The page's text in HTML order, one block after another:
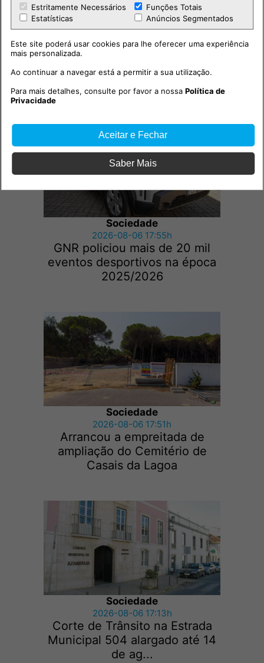
Outras notícias
Sociedade
2026-08-06 17:55h
GNR policiou mais de 20 mil
eventos desportivos na época
2025/2026
Sociedade
2026-08-06 17:51h
Arrancou a empreitada de
ampliação do Cemitério de
Casais da Lagoa
Sociedade
2026-08-06 17:13h
Corte de Trânsito na Estrada
Municipal 504 alargado até 14
de ag...
Estritamente Necessários
Funções Totais
Estatísticas
Anúncios Segmentados
Este site poderá usar cookies para lhe oferecer uma experiência
mais personalizada.
Ao continuar a navegar está a permitir a sua utilização.
Para mais detalhes, consulte por favor a nossaPolítica de
Privacidade
Aceitar e Fechar
Saber Mais